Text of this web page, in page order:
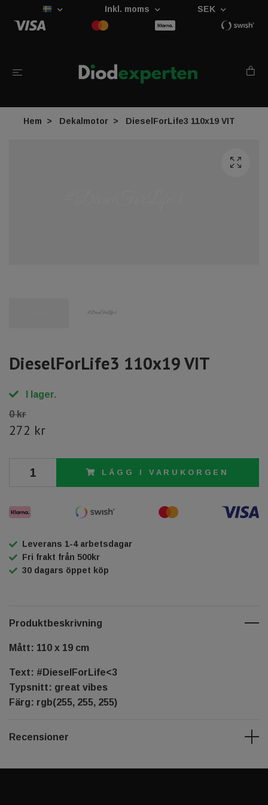
Inkl. moms SEK
Hem Dekalmotor DieselForLife3 110x19 VIT
DieselForLife3 110x19 VIT
I lager.
0 kr
272 kr
LÄGG I VARUKORGEN
Leverans 1-4 arbetsdagar
Fri frakt från 500kr
30 dagars öppet köp
Produktbeskrivning
Mått: 110 x 19 cm
Text: #DieselForLife<3
Typsnitt: great vibes
Färg: rgb(255, 255, 255)
Recensioner